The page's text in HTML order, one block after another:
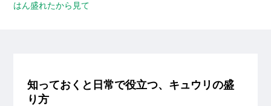
はん盛れたから見て
知っておくと日常で役立つ、キュウリの盛
り方